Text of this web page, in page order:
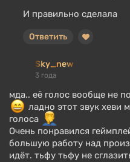
И правильно сделала
Ответить
Sky_new
3 года
мда.. её голос вообще не
ладно этот звук хеви
голоса
Очень понравился
большую работу над
идёт. тьфу тьфу не